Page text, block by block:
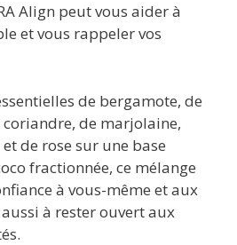
Align peut vous aider à
et vous rappeler vos
de bergamote, de
de marjolaine,
de rose sur une base
fractionnée, ce mélange
à vous-même et aux
à rester ouvert aux